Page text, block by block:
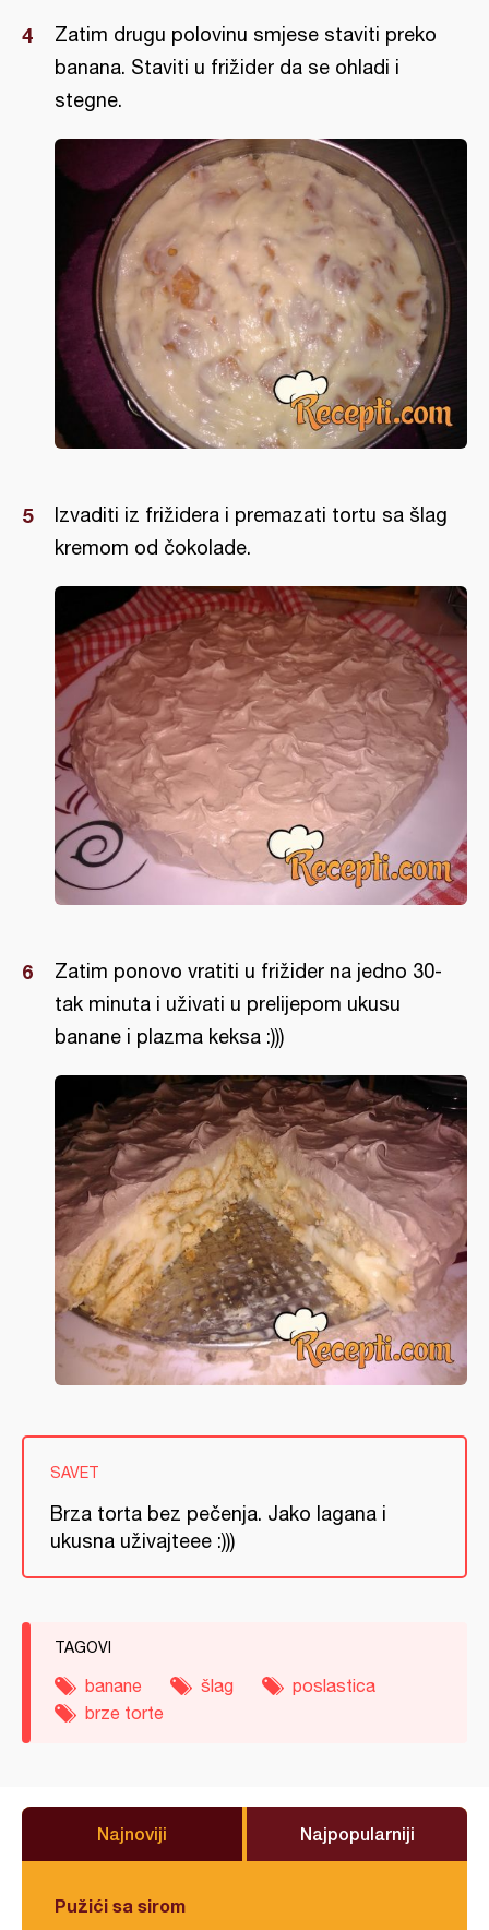
Zatim drugu polovinu smjese staviti preko
banana. Staviti u frižider da se ohladi i
stegne.
Izvaditi iz frižidera i premazati tortu sa šlag
kremom od čokolade.
Zatim ponovo vratiti u frižider na jedno 30-
tak minuta i uživati u prelijepom ukusu
banane i plazma keksa :)))
SAVET
Brza torta bez pečenja. Jako lagana i
ukusna uživajteee :)))
TAGOVI
banane šlag
poslastica
brze torte
Najnoviji Najpopularniji
Pužići sa sirom